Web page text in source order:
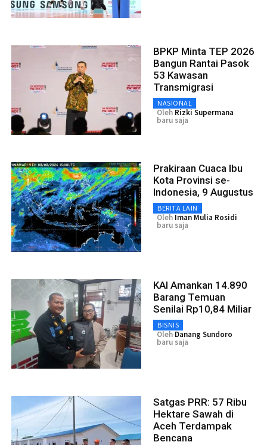
BPKP Minta TEP 2026
Bangun Rantai Pasok
53 Kawasan
Transmigrasi
NASIONAL
Oleh Rizki Supermana
baru saja
Prakiraan Cuaca Ibu
Kota Provinsi se-
Indonesia, 9 Augustus
BERITA LAIN
Oleh Iman Mulia Rosidi
baru saja
KAI Amankan 14.890
Barang Temuan
Senilai Rp10,84 Miliar
BISNIS
Oleh Danang Sundoro
baru saja
Satgas PRR: 57 Ribu
Hektare Sawah di
Aceh Terdampak
Bencana